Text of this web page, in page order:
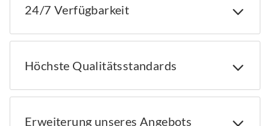
24/7 Verfügbarkeit
Höchste Qualitätsstandards
Erweiterung unseres Angebots